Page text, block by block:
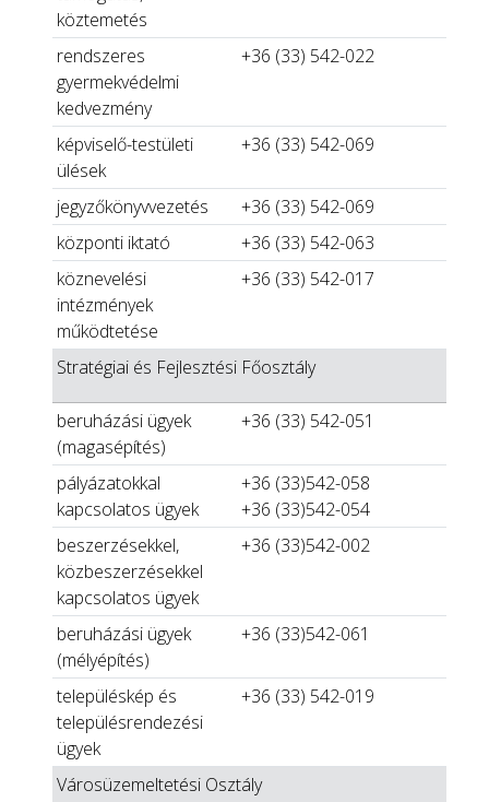
köztemetés
rendszeres
gyermekvédelmi
kedvezmény
+36 (33) 542-022
képviselő-testületi
ülések
+36 (33) 542-069
jegyzőkönyvvezetés
+36 (33) 542-069
központi iktató
+36 (33) 542-063
köznevelési
intézmények
működtetése
+36 (33) 542-017
Stratégiai és Fejlesztési Főosztály
beruházási ügyek
(magasépítés)
+36 (33) 542-051
pályázatokkal
kapcsolatos ügyek
+36 (33)542-058
+36 (33)542-054
beszerzésekkel,
közbeszerzésekkel
kapcsolatos ügyek
+36 (33)542-002
beruházási ügyek
(mélyépítés)
+36 (33)542-061
településkép és
településrendezési
ügyek
+36 (33) 542-019
Városüzemeltetési Osztály